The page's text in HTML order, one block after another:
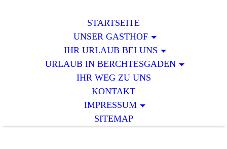
STARTSEITE
UNSER GASTHOF
IHR URLAUB BEI UNS
URLAUB IN BERCHTESGADEN
IHR WEG ZU UNS
KONTAKT
IMPRESSUM
SITEMAP